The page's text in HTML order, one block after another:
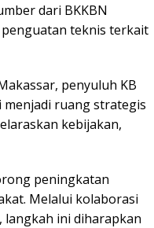
dari BKKBN
penguatan teknis terkait
penyuluh KB
menjadi ruang strategis
kebijakan,
peningkatan
Melalui kolaborasi
langkah ini diharapkan